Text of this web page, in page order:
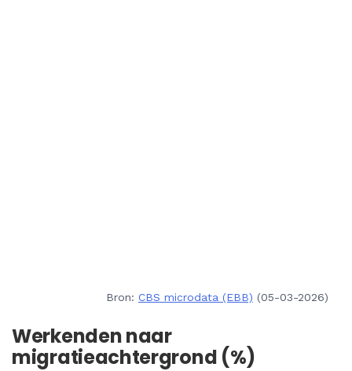
Bron: CBS microdata (EBB) (05-03-2026)
Werkenden naar
migratieachtergrond (%)